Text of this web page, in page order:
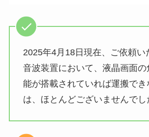
2025年4月18日現在、ご依頼い
音波装置において、液晶画面
能が搭載されていれば運搬でき
は、ほとんどございませんでし